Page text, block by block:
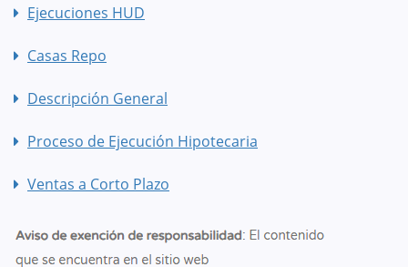
Ejecuciones HUD
Casas Repo
Descripción General
Proceso de Ejecución Hipotecaria
Ventas a Corto Plazo